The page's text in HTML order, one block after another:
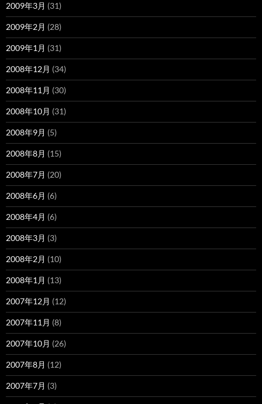
2009年3月 (31)
2009年2月 (28)
2009年1月 (31)
2008年12月 (34)
2008年11月 (30)
2008年10月 (31)
2008年9月 (5)
2008年8月 (15)
2008年7月 (20)
2008年6月 (6)
2008年4月 (6)
2008年3月 (3)
2008年2月 (10)
2008年1月 (13)
2007年12月 (12)
2007年11月 (8)
2007年10月 (26)
2007年8月 (12)
2007年7月 (3)